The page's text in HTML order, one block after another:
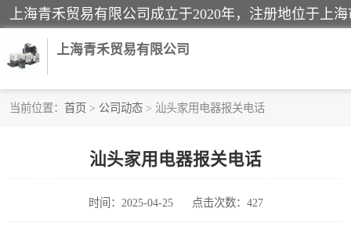
上海青禾贸易有限公司
当前位置： 首页 > 公司动态 > 汕头家用电器报关电话
汕头家用电器报关电话
时间：2025-04-25 点击次数：427